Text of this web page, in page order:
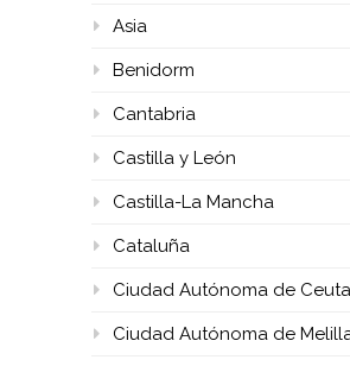
Asia
Benidorm
Cantabria
Castilla y León
Castilla-La Mancha
Cataluña
Ciudad Autónoma de Ceuta
Ciudad Autónoma de